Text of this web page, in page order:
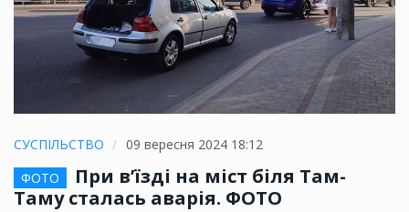
СУСПІЛЬСТВО
09 вересня 2024 18:12
ФОТО
При в’їзді на міст біля Там-
Таму сталась аварія. ФОТО